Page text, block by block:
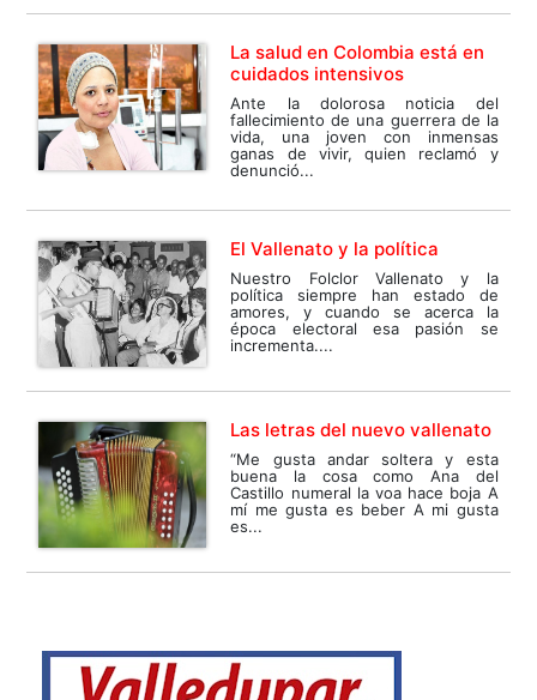
La salud en Colombia está en
cuidados intensivos
Ante la dolorosa noticia del
fallecimiento de una guerrera de la
vida, una joven con inmensas
ganas de vivir, quien reclamó y
denunció...
El Vallenato y la política
Nuestro Folclor Vallenato y la
política siempre han estado de
amores, y cuando se acerca la
época electoral esa pasión se
incrementa....
Las letras del nuevo vallenato
“Me gusta andar soltera y esta
buena la cosa como Ana del
Castillo numeral la voa hace boja A
mí me gusta es beber A mi gusta
es...